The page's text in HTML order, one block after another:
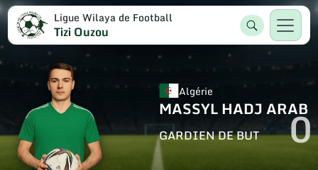
Ligue Wilaya de Football
Tizi Ouzou
Algérie
MASSYL HADJ ARAB
GARDIEN DE BUT 0